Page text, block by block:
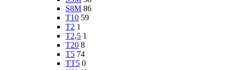
S8M 86
T10 59
T2 1
T2,5 1
T20 8
T5 74
TT5 0